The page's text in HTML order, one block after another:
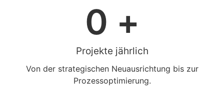
Projekte jährlich
0 +
Von der strategischen Neuausrichtung bis zur
Prozessoptimierung.